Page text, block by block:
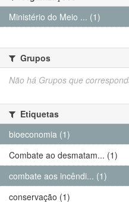
Ministério do Meio ... (1)
Grupos
Não há Grupos que
Etiquetas
bioeconomia (1)
Combate ao desmatam... (1)
combate aos incêndi... (1)
conservação (1)